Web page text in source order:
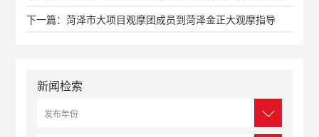
下一篇：菏泽市大项目观摩团成员到菏泽金正大观摩指导
新闻检索